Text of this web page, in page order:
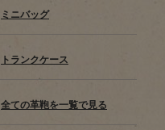
ミニバッグ
トランクケース
全ての革鞄を一覧で見る